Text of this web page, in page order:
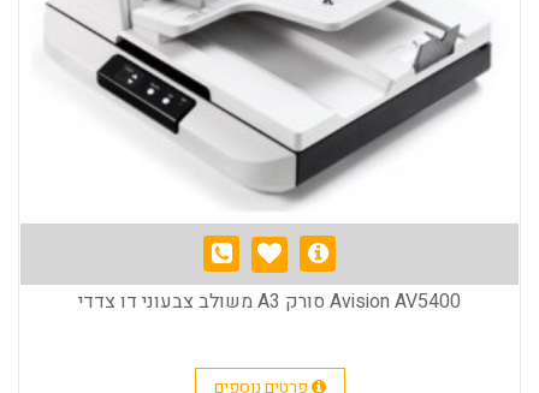
Avision AV5400 סורק A3 משולב צבעוני דו צדדי